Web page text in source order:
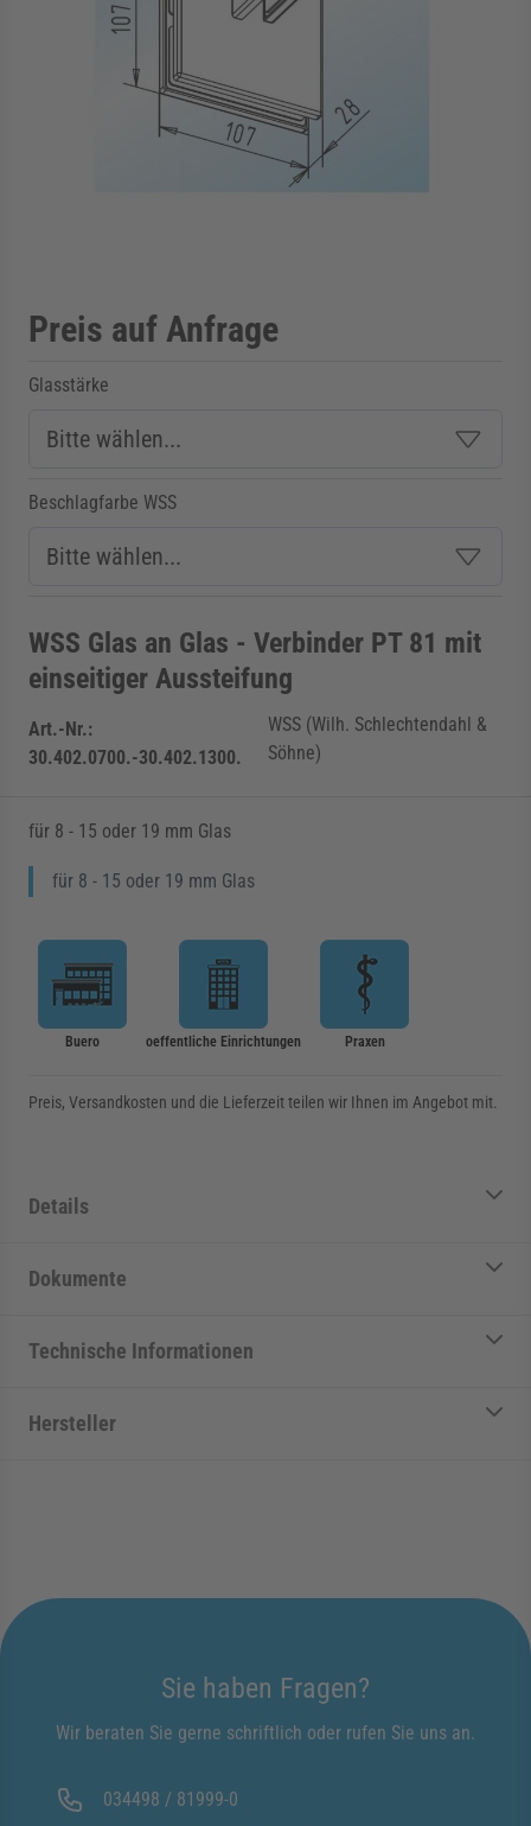
für Kategorie Zargen anzeigen
für Kategorie Aussenverglasung
Preis auf Anfrage
Glasstärke
Beschlagfarbe WSS
WSS Glas an Glas - Verbinder PT 81 mit
einseitiger Aussteifung
Art.-Nr.:
30.402.0700.-30.402.1300.
WSS (Wilh. Schlechtendahl &
Söhne)
für 8 - 15 oder 19 mm Glas
für 8 - 15 oder 19 mm Glas
Buero oeffentliche Einrichtungen Praxen
Preis, Versandkosten und die Lieferzeit teilen wir Ihnen im Angebot mit.
Details
Dokumente
Technische Informationen
Hersteller
Sie haben Fragen?
Wir beraten Sie gerne schriftlich oder rufen Sie uns an.
034498 / 81999-0